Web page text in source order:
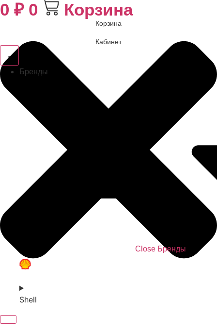
0 ₽ 0 Корзина
Корзина
Кабинет
Бренды
Close Бренды
Shell